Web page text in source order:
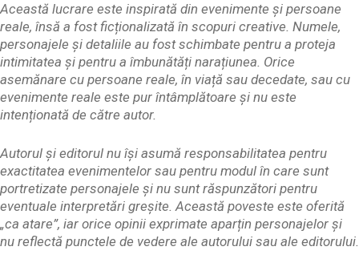
Această lucrare este inspirată din evenimente și persoane
reale, însă a fost ficționalizată în scopuri creative. Numele,
personajele și detaliile au fost schimbate pentru a proteja
intimitatea și pentru a îmbunătăți narațiunea. Orice
asemănare cu persoane reale, în viață sau decedate, sau cu
evenimente reale este pur întâmplătoare și nu este
intenționată de către autor.
Autorul și editorul nu își asumă responsabilitatea pentru
exactitatea evenimentelor sau pentru modul în care sunt
portretizate personajele și nu sunt răspunzători pentru
eventuale interpretări greșite. Această poveste este oferită
„ca atare”, iar orice opinii exprimate aparțin personajelor și
nu reflectă punctele de vedere ale autorului sau ale editorului.